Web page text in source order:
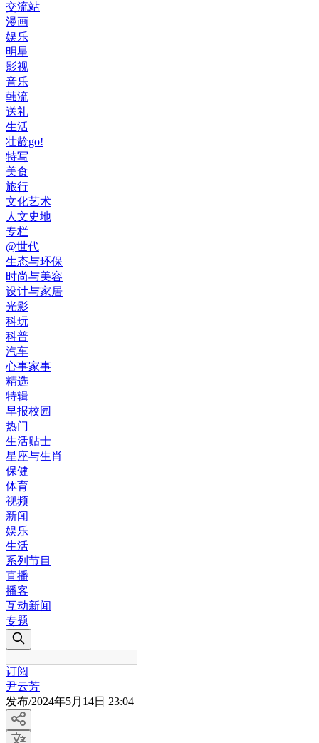
交流站
漫画
娱乐
明星
影视
音乐
韩流
送礼
生活
壮龄go!
特写
美食
旅行
文化艺术
人文史地
专栏
@世代
生态与环保
时尚与美容
设计与家居
光影
科玩
科普
汽车
心事家事
精选
特辑
早报校园
热门
生活贴士
星座与生肖
保健
体育
视频
新闻
娱乐
生活
系列节目
直播
播客
互动新闻
专题
订阅
尹云芳
发布/2024年5月14日 23:04